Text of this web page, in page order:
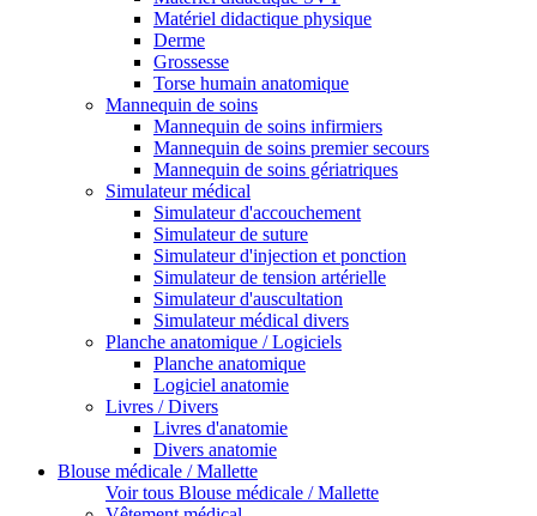
Matériel didactique physique
Derme
Grossesse
Torse humain anatomique
Mannequin de soins
Mannequin de soins infirmiers
Mannequin de soins premier secours
Mannequin de soins gériatriques
Simulateur médical
Simulateur d'accouchement
Simulateur de suture
Simulateur d'injection et ponction
Simulateur de tension artérielle
Simulateur d'auscultation
Simulateur médical divers
Planche anatomique / Logiciels
Planche anatomique
Logiciel anatomie
Livres / Divers
Livres d'anatomie
Divers anatomie
Blouse médicale / Mallette
Voir tous Blouse médicale / Mallette